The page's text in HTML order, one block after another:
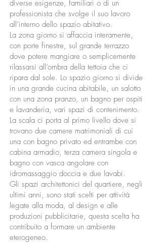
diverse esigenze, familiari o di un
professionista che svolge il suo lavoro
all’interno dello spazio abitativo.
La zona giorno si affaccia interamente,
con porte finestre, sul grande terrazzo
dove potere mangiare o semplicemente
rilassarsi all’ombra della tettoia che ci
ripara dal sole. Lo spazio giorno si divide
in una grande cucina abitabile, un salotto
con una zona pranzo, un bagno per ospiti
e lavanderia, vari spazi di contenimento.
La scala ci porta al primo livello dove si
trovano due camere matrimoniali di cui
una con bagno privato ed entrambe con
cabina armadio, terza camera singola e
bagno con vasca angolare con
idromassaggio doccia e due lavabi.
Gli spazi architettonici del quartiere, negli
ultimi anni, sono stati scelti per attività
legate alla moda, al design e alle
produzioni pubblicitarie, questa scelta ha
contribuito a formare un ambiente
eterogeneo.